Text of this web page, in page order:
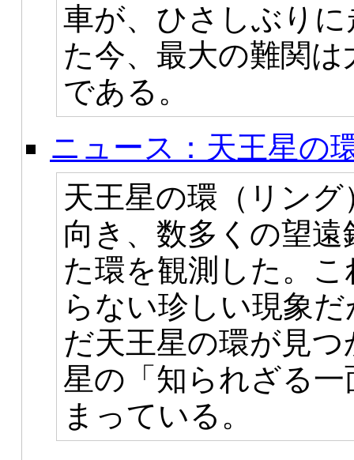
車が、ひさしぶり
た今、最大の難関
である。
ニュース：天王星の
天王星の環（リン
向き、数多くの望
た環を観測した。
らない珍しい現象
だ天王星の環が見
星の「知られざる
まっている。